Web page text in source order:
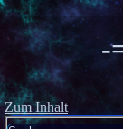
-
Zum Inhalt